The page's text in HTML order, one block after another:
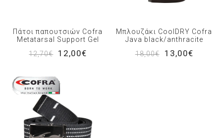
Πάτοι παπουτσιών Cofra
Metatarsal Support Gel
12,70€
12,00€
Μπλουζάκι CoolDRY Cofra
Java black/anthracite
18,00€
13,00€